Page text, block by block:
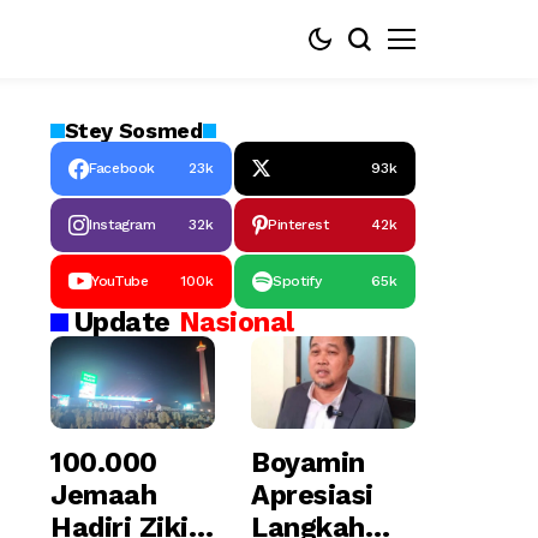
Stey Sosmed
Facebook 23k 93k
Instagram 32k Pinterest 42k
YouTube 100k Spotify 65k
Update Nasional
100.000
Jemaah
Hadiri Zikir
Boyamin
Apresiasi
Langkah